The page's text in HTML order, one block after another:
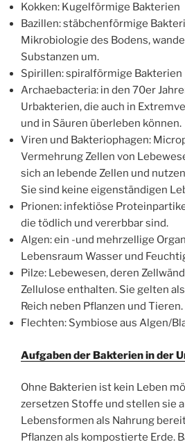
Kokken: Kugelförmige Bakterien
Bazillen: stäbchenförmige
Mikrobiologie des Bodens,
Substanzen um.
Spirillen: spiralförmige Bakterien
Archaebacteria: in den 70er
Urbakterien, die auch in
und in Säuren überleben können.
Viren und Bakteriophagen:
Vermehrung Zellen von
sich an lebende Zellen und
Sie sind keine eigenständigen
Prionen: infektiöse
die tödlich und vererbbar sind.
Algen: ein -und mehrzellige
Lebensraum Wasser und
Pilze: Lebewesen, deren
Zellulose enthalten. Sie gelten
Reich neben Pflanzen und Tieren.
Flechten: Symbiose aus Algen/
Aufgaben der Bakterien in der
Ohne Bakterien ist kein Leben
zersetzen Stoffe und stellen sie
Lebensformen als Nahrung
Pflanzen als kompostierte Erde.